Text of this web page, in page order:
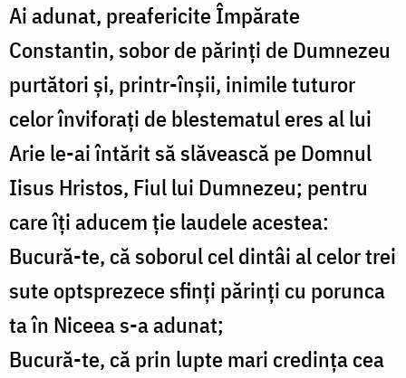
Ai adunat, preafericite Împărate
Constantin, sobor de părinţi de Dumnezeu
purtători şi, printr-înşii, inimile tuturor
celor înviforaţi de blestematul eres al lui
Arie le-ai întărit să slăvească pe Domnul
Iisus Hristos, Fiul lui Dumnezeu; pentru
care îţi aducem ţie laudele acestea:
Bucură-te, că soborul cel dintâi al celor trei
sute optsprezece sfinţi părinţi cu porunca
ta în Niceea s-a adunat;
Bucură-te, că prin lupte mari credinţa cea